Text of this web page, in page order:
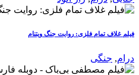
فیلم غلاف تمام فلزی: روایت جنگ ویتنام
درام, جنگی